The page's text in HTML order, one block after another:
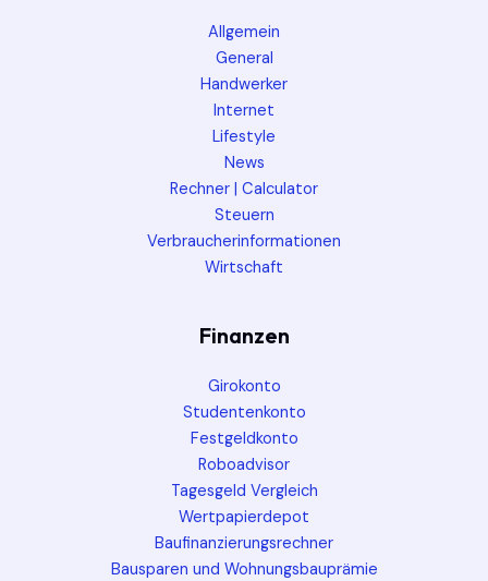
Allgemein
General
Handwerker
Internet
Lifestyle
News
Rechner | Calculator
Steuern
Verbraucherinformationen
Wirtschaft
Finanzen
Girokonto
Studentenkonto
Festgeldkonto
Roboadvisor
Tagesgeld Vergleich
Wertpapierdepot
Baufinanzierungsrechner
Bausparen und Wohnungsbauprämie